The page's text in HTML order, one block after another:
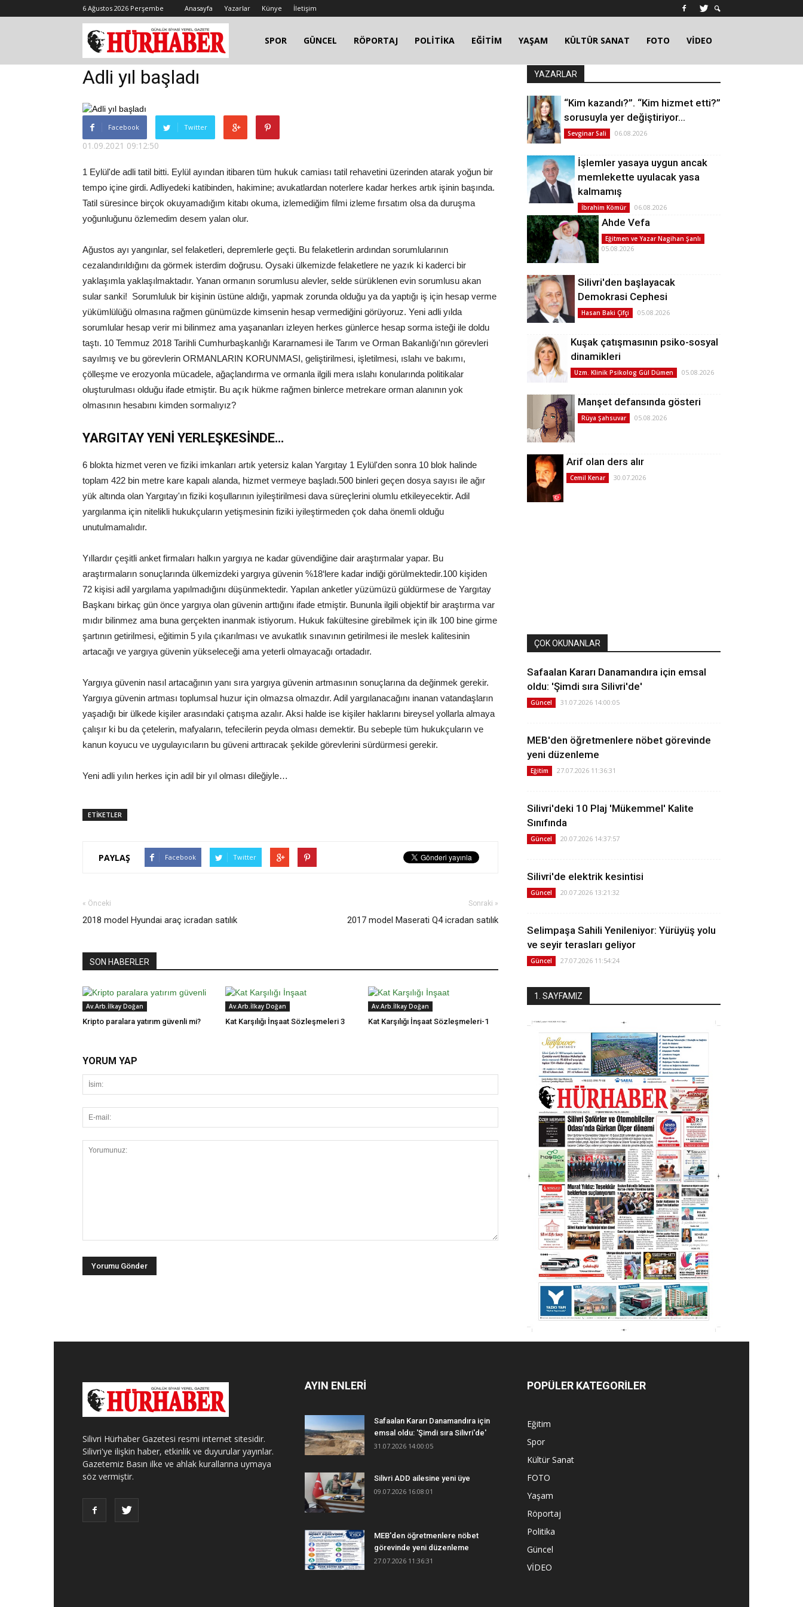
6 Ağustos 2026 Perşembe Anasayfa Yazarlar Künye İletişim
SPOR GÜNCEL RÖPORTAJ POLİTİKA EĞİTİM YAŞAM KÜLTÜR SANAT FOTO VİDEO
Adli yıl başladı
Facebook Twitter
01.09.2021 09:12:50
1 Eylül'de adli tatil bitti. Eylül ayından itibaren tüm hukuk camiası tatil rehavetini üzerinden atarak yoğun bir
tempo içine girdi. Adliyedeki katibinden, hakimine; avukatlardan noterlere kadar herkes artık işinin başında.
Tatil süresince birçok okuyamadığım kitabı okuma, izlemediğim filmi izleme fırsatım olsa da duruşma
yoğunluğunu özlemedim desem yalan olur.
Ağustos ayı yangınlar, sel felaketleri, depremlerle geçti. Bu felaketlerin ardından sorumlularının
cezalandırıldığını da görmek isterdim doğrusu. Oysaki ülkemizde felaketlere ne yazık ki kaderci bir
yaklaşımla yaklaşılmaktadır. Yanan ormanın sorumlusu alevler, selde sürüklenen evin sorumlusu akan
sular sanki! Sorumluluk bir kişinin üstüne aldığı, yapmak zorunda olduğu ya da yaptığı iş için hesap verme
yükümlülüğü olmasına rağmen günümüzde kimsenin hesap vermediğini görüyoruz. Yeni adli yılda
sorumlular hesap verir mi bilinmez ama yaşananları izleyen herkes günlerce hesap sorma isteği ile doldu
taştı. 10 Temmuz 2018 Tarihli Cumhurbaşkanlığı Kararnamesi ile Tarım ve Orman Bakanlığı'nın görevleri
sayılmış ve bu görevlerin ORMANLARIN KORUNMASI, geliştirilmesi, işletilmesi, ıslahı ve bakımı,
çölleşme ve erozyonla mücadele, ağaçlandırma ve ormanla ilgili mera ıslahı konularında politikalar
oluşturulması olduğu ifade etmiştir. Bu açık hükme rağmen binlerce metrekare orman alanının yok
olmasının hesabını kimden sormalıyız?
YARGITAY YENİ YERLEŞKESİNDE…
6 blokta hizmet veren ve fiziki imkanları artık yetersiz kalan Yargıtay 1 Eylül'den sonra 10 blok halinde
toplam 422 bin metre kare kapalı alanda, hizmet vermeye başladı.500 binleri geçen dosya sayısı ile ağır
yük altında olan Yargıtay'ın fiziki koşullarının iyileştirilmesi dava süreçlerini olumlu etkileyecektir. Adil
yargılanma için nitelikli hukukçuların yetişmesinin fiziki iyileştirmeden çok daha önemli olduğu
unutulmamalıdır.
Yıllardır çeşitli anket firmaları halkın yargıya ne kadar güvendiğine dair araştırmalar yapar. Bu
araştırmaların sonuçlarında ülkemizdeki yargıya güvenin %18‘lere kadar indiği görülmektedir.100 kişiden
72 kişisi adil yargılama yapılmadığını düşünmektedir. Yapılan anketler yüzümüzü güldürmese de Yargıtay
Başkanı birkaç gün önce yargıya olan güvenin arttığını ifade etmiştir. Bununla ilgili objektif bir araştırma var
mıdır bilinmez ama buna gerçekten inanmak istiyorum. Hukuk fakültesine girebilmek için ilk 100 bine girme
şartının getirilmesi, eğitimin 5 yıla çıkarılması ve avukatlık sınavının getirilmesi ile meslek kalitesinin
artacağı ve yargıya güvenin yükseleceği ama yeterli olmayacağı ortadadır.
Yargıya güvenin nasıl artacağının yanı sıra yargıya güvenin artmasının sonuçlarına da değinmek gerekir.
Yargıya güvenin artması toplumsal huzur için olmazsa olmazdır. Adil yargılanacağını inanan vatandaşların
yaşadığı bir ülkede kişiler arasındaki çatışma azalır. Aksi halde ise kişiler haklarını bireysel yollarla almaya
çalışır ki bu da çetelerin, mafyaların, tefecilerin peyda olması demektir. Bu sebeple tüm hukukçuların ve
kanun koyucu ve uygulayıcıların bu güveni arttıracak şekilde görevlerini sürdürmesi gerekir.
Yeni adli yılın herkes için adil bir yıl olması dileğiyle…
ETİKETLER
PAYLAŞ Facebook Twitter
« Önceki
2018 model Hyundai araç icradan satılık
Sonraki »
2017 model Maserati Q4 icradan satılık
SON HABERLER
Av.Arb.İlkay Doğan
Kripto paralara yatırım güvenli mi?
Av.Arb.İlkay Doğan
Kat Karşılığı İnşaat Sözleşmeleri 3
Av.Arb.İlkay Doğan
Kat Karşılığı İnşaat Sözleşmeleri-1
YORUM YAP
YAZARLAR
“Kim kazandı?”. “Kim hizmet etti?”
sorusuyla yer değiştiriyor…
Sevginar Sali 06.08.2026
İşlemler yasaya uygun ancak
memlekette uyulacak yasa
kalmamış
İbrahim Kömür 06.08.2026
Ahde Vefa
Eğitmen ve Yazar Nagihan Şanlı
05.08.2026
Silivri'den başlayacak
Demokrasi Cephesi
Hasan Baki Çifçi 05.08.2026
Kuşak çatışmasının psiko-sosyal
dinamikleri
Uzm. Klinik Psikolog Gül Dümen 05.08.2026
Manşet defansında gösteri
Rüya Şahsuvar 05.08.2026
Arif olan ders alır
Cemil Kenar 30.07.2026
ÇOK OKUNANLAR
Safaalan Kararı Danamandıra için emsal
oldu: 'Şimdi sıra Silivri'de'
Güncel 31.07.2026 14:00:05
MEB'den öğretmenlere nöbet görevinde
yeni düzenleme
Eğitim 27.07.2026 11:36:31
Silivri'deki 10 Plaj 'Mükemmel' Kalite
Sınıfında
Güncel 20.07.2026 14:37:57
Silivri'de elektrik kesintisi
Güncel 20.07.2026 13:21:32
Selimpaşa Sahili Yenileniyor: Yürüyüş yolu
ve seyir terasları geliyor
Güncel 27.07.2026 11:54:24
1. SAYFAMIZ
Silivri Hürhaber Gazetesi resmi internet sitesidir.
Silivri'ye ilişkin haber, etkinlik ve duyurular yayınlar.
Gazetemiz Basın ilke ve ahlak kurallarına uymaya
söz vermiştir.
AYIN ENLERİ
Safaalan Kararı Danamandıra için
emsal oldu: 'Şimdi sıra Silivri'de'
31.07.2026 14:00:05
Silivri ADD ailesine yeni üye
09.07.2026 16:08:01
MEB'den öğretmenlere nöbet
görevinde yeni düzenleme
27.07.2026 11:36:31
POPÜLER KATEGORİLER
Eğitim
Spor
Kültür Sanat
FOTO
Yaşam
Röportaj
Politika
Güncel
VİDEO